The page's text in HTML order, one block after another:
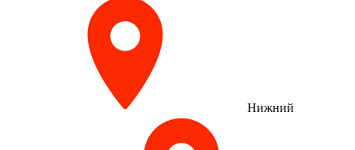
Нижний